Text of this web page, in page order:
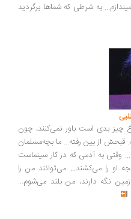
به شرطی که شماها برگردید
است باور نمی‌کنند، چون
بین رفته... ما بچه‌مسلمان
آدمی که در کار سینماست
می‌کشند... می‌توانند من را
دارند، من بلند می‌شوم...